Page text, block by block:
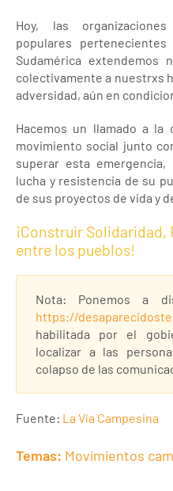
Hoy, las
populares
Sudamérica extendemos
colectivamente a nuestrxs
adversidad, aún en
Hacemos un llamado a
movimiento social junto
superar esta
lucha y resistencia de su
de sus proyectos de vida y
¡Construir Solidaridad,
entre los pueblos!
Nota: Ponemos a
https://
habilitada por el
localizar a las
colapso de las
Fuente: La Vía Campesina
Temas: Movimientos